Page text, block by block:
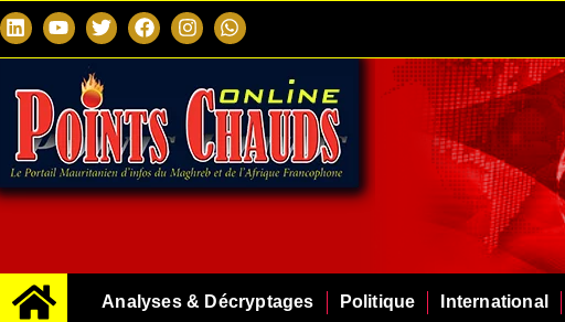
Analyses & Décryptages Politique International